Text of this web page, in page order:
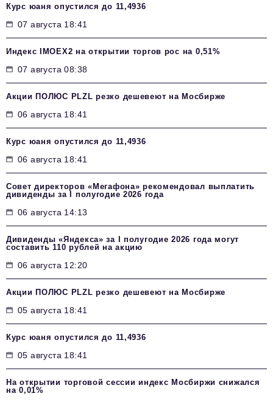
Курс юаня опустился до 11,4936
07 августа 18:41
Индекс IMOEX2 на открытии торгов рос на 0,51%
07 августа 08:38
Акции ПОЛЮС PLZL резко дешевеют на Мосбирже
06 августа 18:41
Курс юаня опустился до 11,4936
06 августа 18:41
Совет директоров «Мегафона» рекомендовал выплатить
дивиденды за I полугодие 2026 года
06 августа 14:13
Дивиденды «Яндекса» за I полугодие 2026 года могут
составить 110 рублей на акцию
06 августа 12:20
Акции ПОЛЮС PLZL резко дешевеют на Мосбирже
05 августа 18:41
Курс юаня опустился до 11,4936
05 августа 18:41
На открытии торговой сессии индекс Мосбиржи снижался
на 0,01%